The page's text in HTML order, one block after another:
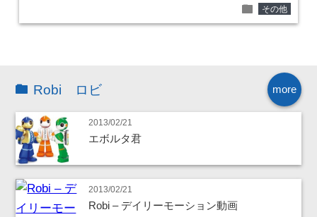
folder その他
more
Robi ロビ
2013/02/21
エボルタ君
2013/02/21
Robi – デイリーモーション動画